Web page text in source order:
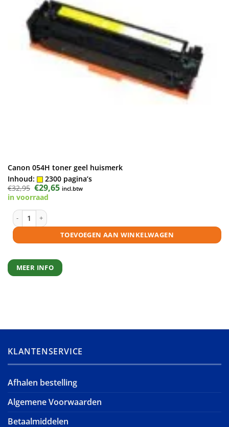
Canon 054H toner geel huismerk
Inhoud:
2300 pagina’s
€32,95 Oorspronkelijke
prijs
was:
€29,65Huidige
prijs
incl.btw
in voorraad
Canon 054H toner geel huismerk aantal
TOEVOEGEN AAN WINKELWAGEN
MEER INFO
KLANTENSERVICE
Afhalen bestelling
Algemene Voorwaarden
Betaalmiddelen